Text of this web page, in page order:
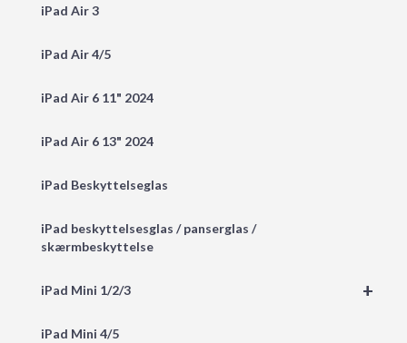
iPad Air 3
iPad Air 4/5
iPad Air 6 11" 2024
iPad Air 6 13" 2024
iPad Beskyttelseglas
iPad beskyttelsesglas / panserglas /
skærmbeskyttelse
+
iPad Mini 1/2/3
iPad Mini 4/5